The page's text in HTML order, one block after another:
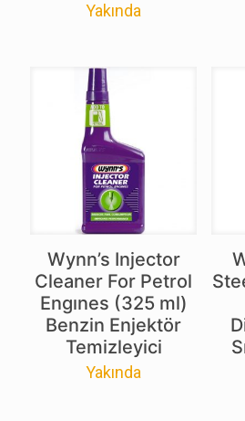
Yakında
Wynn’s Injector
Cleaner For Petrol
Engınes (325 ml)
Benzin Enjektör
Temizleyici
Yakında